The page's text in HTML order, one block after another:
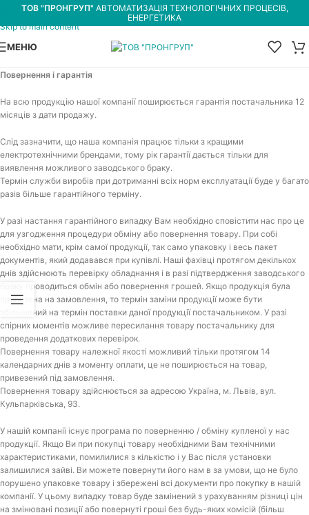
Skip to navigation
Skip to main content
ТОВ "ПРОНГРУП" АВТОМАТИЗАЦІЯ ТЕХНОЛОГІЧНИХ ПРОЦЕСІВ,
ЕНЕРГЕТИКА
МЕНЮ
Повернення і гарантія
На всю продукцію нашої компанії поширюється гарантія постачальника 12
місяців з дати продажу.
Слід зазначити, що наша компанія працює тільки з кращими
електротехнічними брендами, тому рік гарантії дається тільки для
виявлення можливого заводського браку.
Термін служби виробів при дотриманні всіх норм експлуатації буде у багато
разів більше гарантійного терміну.
У разі настання гарантійного випадку Вам необхідно сповістити нас про це
для узгодження процедури обміну або повернення товару. При собі
необхідно мати, крім самої продукції, так само упаковку і весь пакет
документів, який додавався при купівлі. Наші фахівці протягом декількох
днів здійснюють перевірку обладнання і в разі підтвердження заводського
браку проводиться обмін або повернення грошей. Якщо продукція була
привезена на замовлення, то термін заміни продукції може бути
збільшений на термін поставки даної продукції постачальником. У разі
спірних моментів можливе пересилання товару постачальнику для
проведення додаткових перевірок.
Повернення товару належної якості можливий тільки протягом 14
календарних днів з моменту оплати, це не поширюється на товар,
привезений під замовлення.
Повернення товару здійснюється за адресою Україна, м. Львів, вул.
Кульпарківська, 93.
У нашій компанії існує програма по поверненню / обміну купленої у нас
продукції. Якщо Ви при покупці товару необхідними Вам технічними
характеристиками, помилилися з кількістю і у Вас після установки
залишилися зайві. Ви можете повернути його нам в за умови, що не було
порушено упаковкe товару і збережені всі документи про покупку в нашій
компанії. У цьому випадку товар буде замінений з урахуванням різниці цін
на змінювані позиції або повернуті гроші без будь-яких комісій (більш